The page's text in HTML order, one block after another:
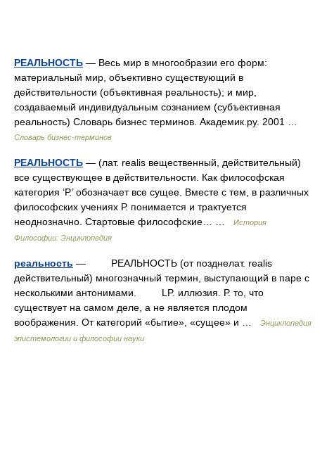
РЕАЛЬНОСТЬ — Весь мир в многообразии его форм:
материальный мир, объективно существующий в
действительности (объективная реальность); и мир,
создаваемый индивидуальным сознанием (субъективная
реальность) Словарь бизнес терминов. Академик.ру. 2001 …
Словарь бизнес-терминов
РЕАЛЬНОСТЬ — (лат. realis вещественный, действительный)
все существующее в действительности. Как философская
категория ‘Р.’ обозначает все сущее. Вместе с тем, в различных
философских учениях Р. понимается и трактуется
неоднозначно. Стартовые философские… …
История
Философии: Энциклопедия
реальность — РЕАЛЬНОСТЬ (от позднелат. realis
действительный) многозначный термин, выступающий в паре с
несколькими антонимами. LP. иллюзия. Р. то, что
существует на самом деле, а не является плодом
воображения. От категорий «бытие», «сущее» и …
Энциклопедия
эпистемологии и философии науки